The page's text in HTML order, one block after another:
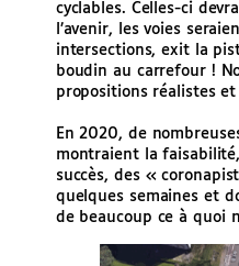
cyclables. Celles-ci
l’avenir, les voies
intersections, exit la
boudin au carrefour !
propositions réalistes
En 2020, de
montraient la
succès, des «
quelques semaines et
de beaucoup ce à quoi